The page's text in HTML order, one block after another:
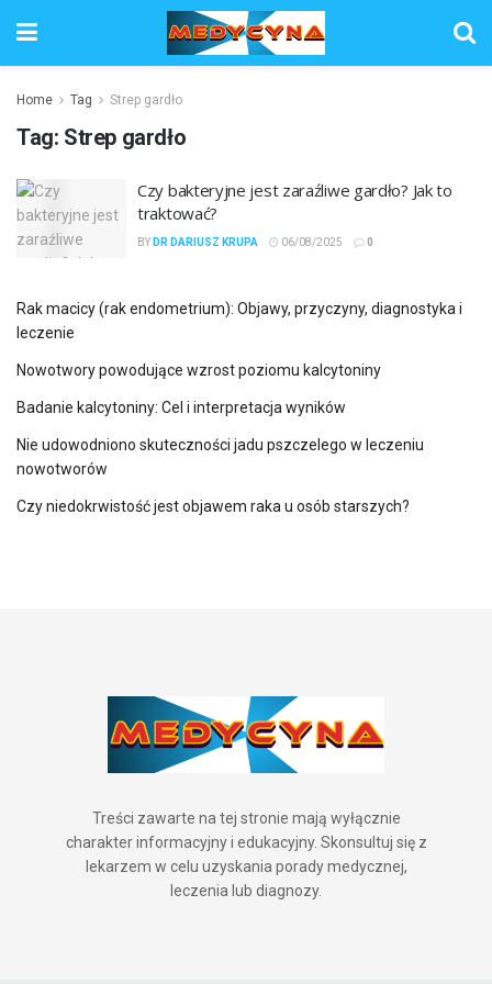
Home Tag Strep gardło
Tag: Strep gardło
Czy bakteryjne jest zaraźliwe gardło? Jak to
traktować?
BY DR DARIUSZ KRUPA 06/08/2025 0
Rak macicy (rak endometrium): Objawy, przyczyny, diagnostyka i
leczenie
Nowotwory powodujące wzrost poziomu kalcytoniny
Badanie kalcytoniny: Cel i interpretacja wyników
Nie udowodniono skuteczności jadu pszczelego w leczeniu
nowotworów
Czy niedokrwistość jest objawem raka u osób starszych?
Treści zawarte na tej stronie mają wyłącznie
charakter informacyjny i edukacyjny. Skonsultuj się z
lekarzem w celu uzyskania porady medycznej,
leczenia lub diagnozy.